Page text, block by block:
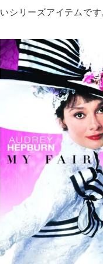
いシリーズアイテムです